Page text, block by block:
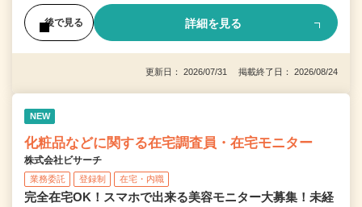
後で見る 詳細を見る
更新日： 2026/07/31 掲載終了日： 2026/08/24
NEW
化粧品などに関する在宅調査員・在宅モニター
株式会社ビサーチ
業務委託 登録制 在宅・内職
完全在宅OK！スマホで出来る美容モニター大募集！未経